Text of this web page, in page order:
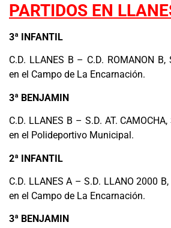
PARTIDOS EN
3ª INFANTIL
C.D. LLANES B – C.D. ROMANON
en el Campo de La Encarnación.
3ª BENJAMIN
C.D. LLANES B – S.D. AT.
en el Polideportivo Municipal.
2ª INFANTIL
C.D. LLANES A – S.D. LLANO 2000
en el Campo de La Encarnación.
3ª BENJAMIN